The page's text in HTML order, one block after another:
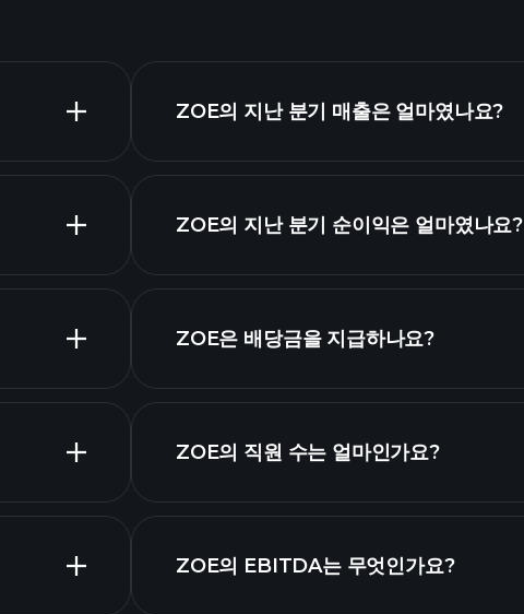
고급
ZOE의 지난 분기 매출은 얼마였나요?
ZOE의 지난 분기 순이익은 얼마였나요?
ZOE은 배당금을 지급하나요?
고배당 주식 목록
ZOE의 직원 수는 얼마인가요?
가장 큰 고용주 목록
ZOE의 EBITDA는 무엇인가요?